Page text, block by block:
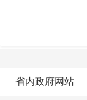
省内政府网站